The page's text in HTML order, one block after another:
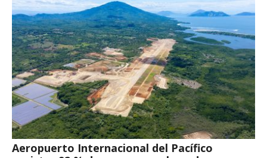
Aeropuerto Internacional del Pacífico